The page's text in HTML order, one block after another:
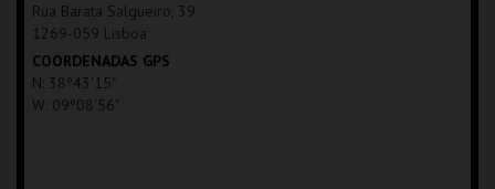
COMPRAR
Rua Barata Salgueiro, 39
1269-059 Lisboa
COORDENADAS GPS
N: 38º43'15"
W: 09º08'56"